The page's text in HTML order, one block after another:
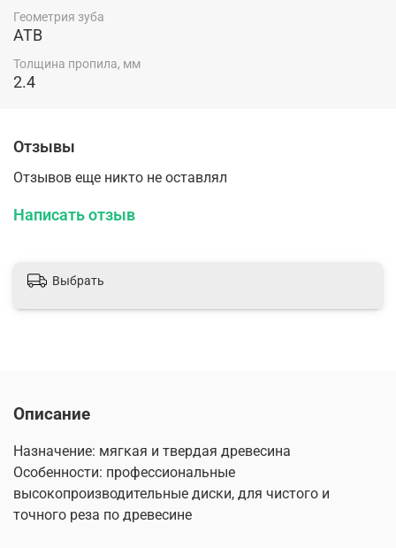
Геометрия зуба
ATB
Толщина пропила, мм
2.4
Отзывы
Отзывов еще никто не оставлял
Написать отзыв
Выбрать
Описание
Назначение: мягкая и твердая древесина
Особенности: профессиональные
высокопроизводительные диски, для чистого и
точного реза по древесине